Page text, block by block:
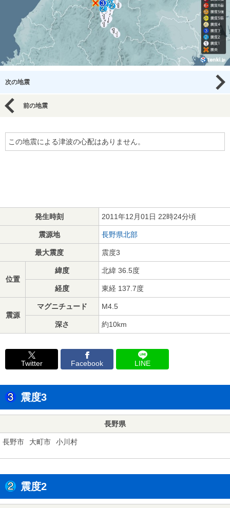
次の地震
前の地震
この地震による津波の心配はありません。
発生時刻 2011年12月01日 22時24分頃
震源地 長野県北部
最大震度 震度3
位置
緯度 北緯 36.5度
経度 東経 137.7度
震源
マグニチュード M4.5
深さ 約10km
Twitter Facebook LINE
震度3
長野県
長野市 大町市 小川村
震度2